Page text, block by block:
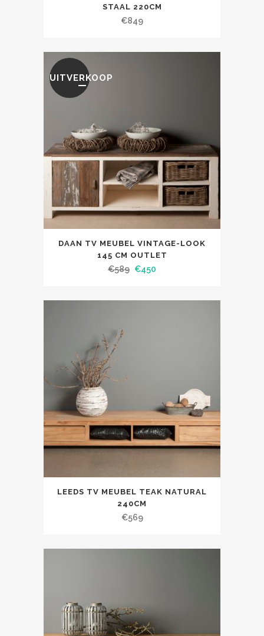
STAAL 220CM
€849
UITVERKOOP
DAAN TV MEUBEL VINTAGE-LOOK
145 CM OUTLET
€589 €450
LEEDS TV MEUBEL TEAK NATURAL
240CM
€569